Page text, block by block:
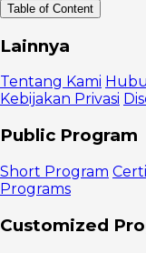
Table of Content
Apa Itu
Continuous
Planning?
Manfaat
Continuous
Planning
1. Proses
penganggaran
yang lebih
lancar
2.
Komunikasi
Lainnya
Tentang Kami
Kebijakan Privasi
Public Program
Short Program
Programs
Customized